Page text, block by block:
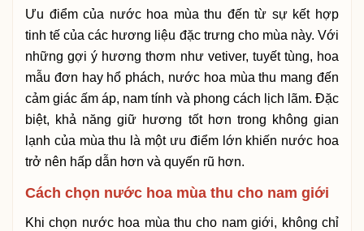
Ưu điểm của nước hoa mùa thu đến từ sự kết hợp
tinh tế của các hương liệu đặc trưng cho mùa này. Với
những gợi ý hương thơm như vetiver, tuyết tùng, hoa
mẫu đơn hay hổ phách, nước hoa mùa thu mang đến
cảm giác ấm áp, nam tính và phong cách lịch lãm. Đặc
biệt, khả năng giữ hương tốt hơn trong không gian
lạnh của mùa thu là một ưu điểm lớn khiến nước hoa
trở nên hấp dẫn hơn và quyến rũ hơn.
Cách chọn nước hoa mùa thu cho nam giới
Khi chọn nước hoa mùa thu cho nam giới, không chỉ